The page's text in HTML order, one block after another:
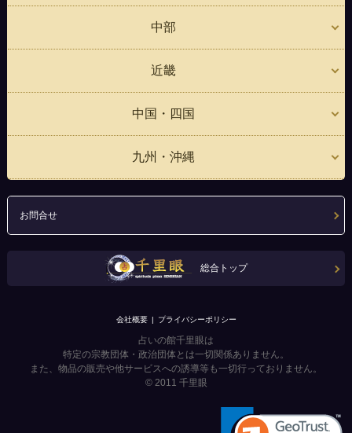
中部
近畿
中国・四国
九州・沖縄
お問合せ
総合トップ
会社概要 プライバシーポリシー
占いの館千里眼は
特定の宗教団体・政治団体とは一切関係ありません。
また、物品の販売や他サービスへの誘導等も一切行っておりません。
© 2011 千里眼